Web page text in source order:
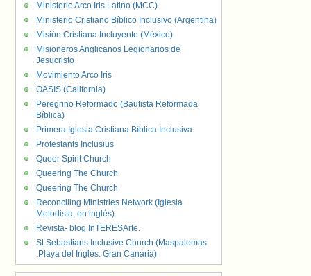
Ministerio Arco Iris Latino (MCC)
Ministerio Cristiano Bíblico Inclusivo (Argentina)
Misión Cristiana Incluyente (México)
Misioneros Anglicanos Legionarios de
Jesucristo
Movimiento Arco Iris
OASIS (California)
Peregrino Reformado (Bautista Reformada
Bíblica)
Primera Iglesia Cristiana Bíblica Inclusiva
Protestants Inclusius
Queer Spirit Church
Queering The Church
Queering The Church
Reconciling Ministries Network (Iglesia
Metodista, en inglés)
Revista- blog InTERESArte.
St Sebastians Inclusive Church (Maspalomas
.Playa del Inglés. Gran Canaria)